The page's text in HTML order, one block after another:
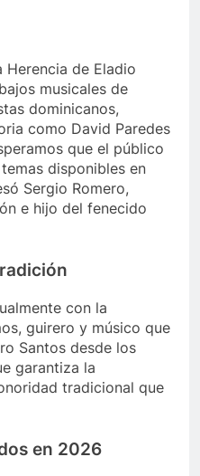
Herencia de Eladio
musicales de
dominicanos,
como David Paredes
que el público
disponibles en
Sergio Romero,
e hijo del fenecido
con la
guirero y músico que
Santos desde los
garantiza la
tradicional que
en 2026